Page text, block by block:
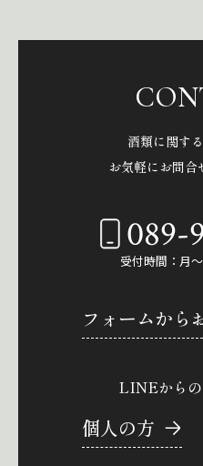
酒類に関す
お気軽にお問合
089-
受付時間：月
フォームから
LINEから
個人の方